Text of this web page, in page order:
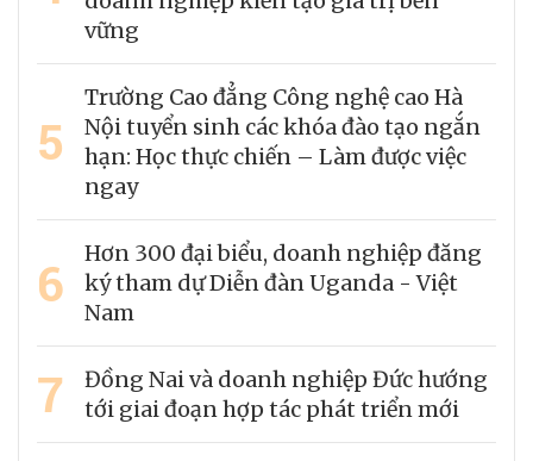
vững
5
Trường Cao đẳng Công nghệ cao Hà
Nội tuyển sinh các khóa đào tạo ngắn
hạn: Học thực chiến – Làm được việc
ngay
6
Hơn 300 đại biểu, doanh nghiệp đăng
ký tham dự Diễn đàn Uganda - Việt
Nam
7
Đồng Nai và doanh nghiệp Đức hướng
tới giai đoạn hợp tác phát triển mới